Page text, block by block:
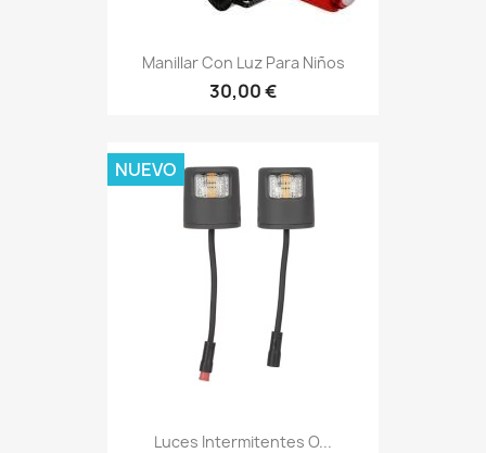
Manillar Con Luz Para Niños
30,00 €
Luces Intermitentes O...
NUEVO